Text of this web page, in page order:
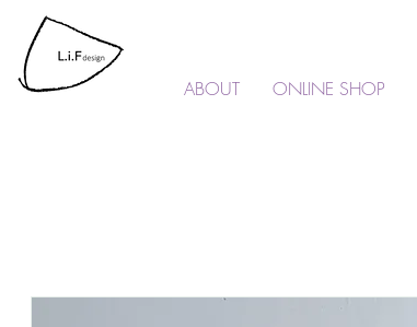
ABOUT ONLINE SHOP